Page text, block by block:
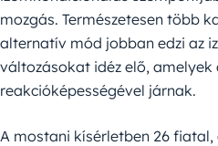
mozgás. Természetesen több
alternatív mód jobban edzi az
változásokat idéz elő,
reakcióképességével járnak.
A mostani kísérletben 26